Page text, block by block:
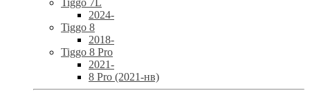
Tiggo 7L
2024-
Tiggo 8
2018-
Tiggo 8 Pro
2021-
8 Pro (2021-нв)